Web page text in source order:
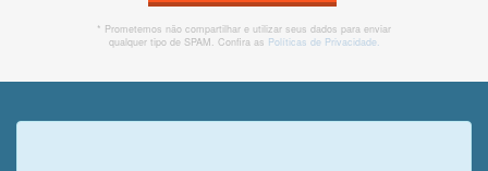
* Prometemos não compartilhar e utilizar seus dados para enviar
qualquer tipo de SPAM. Confira as Políticas de Privacidade.